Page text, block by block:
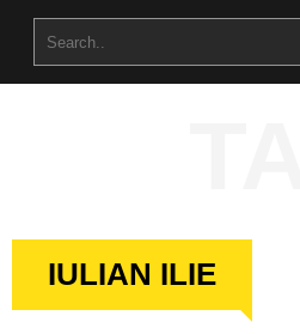
IULIAN ILIE